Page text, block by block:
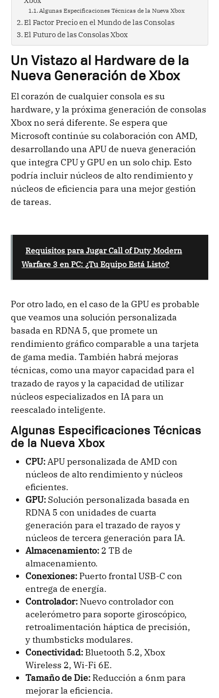
Algunas Especificaciones Técnicas de la Nueva Xbox
El Factor Precio en el Mundo de las Consolas
El Futuro de las Consolas Xbox
Un Vistazo al Hardware de la
Nueva Generación de Xbox
El corazón de cualquier consola es su
hardware, y la próxima generación de consolas
Xbox no será diferente. Se espera que
Microsoft continúe su colaboración con AMD,
desarrollando una APU de nueva generación
que integra CPU y GPU en un solo chip. Esto
podría incluir núcleos de alto rendimiento y
núcleos de eficiencia para una mejor gestión
de tareas.
Requisitos para Jugar Call of Duty Modern
Warfare 3 en PC: ¿Tu Equipo Está Listo?
Por otro lado, en el caso de la GPU es probable
que veamos una solución personalizada
basada en RDNA 5, que promete un
rendimiento gráfico comparable a una tarjeta
de gama media. También habrá mejoras
técnicas, como una mayor capacidad para el
trazado de rayos y la capacidad de utilizar
núcleos especializados en IA para un
reescalado inteligente.
Algunas Especificaciones Técnicas
de la Nueva Xbox
CPU:APU personalizada de AMD con
núcleos de alto rendimiento y núcleos
eficientes.
GPU: Solución personalizada basada en
RDNA 5 con unidades de cuarta
generación para el trazado de rayos y
núcleos de tercera generación para IA.
Almacenamiento: 2 TB de
almacenamiento.
Conexiones: Puerto frontal USB-C con
entrega de energía.
Controlador: Nuevo controlador con
acelerómetro para soporte giroscópico,
retroalimentación háptica de precisión,
y thumbsticks modulares.
Conectividad: Bluetooth 5.2, Xbox
Wireless 2, Wi-Fi 6E.
Tamaño de Die: Reducción a 6nm para
mejorar la eficiencia.